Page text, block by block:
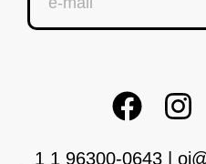
1 1 96300-0643